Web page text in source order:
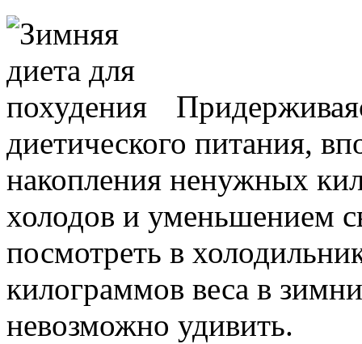
диетического питания,
накопления ненужных
холодов и уменьшением
посмотреть в
килограммов веса в
невозможно удивить.